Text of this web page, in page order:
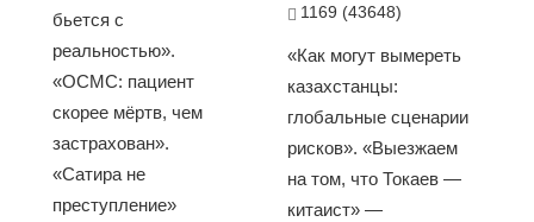
бьется с
реальностью».
«ОСМС: пациент
скорее мёртв, чем
застрахован».
«Сатира не
преступление»
1169 (43648)
«Как могут вымереть
казахстанцы:
глобальные сценарии
рисков». «Выезжаем
на том, что Токаев —
китаист» —